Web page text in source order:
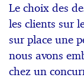
Le choix des
les clients sur
sur place une
nous avons
chez un